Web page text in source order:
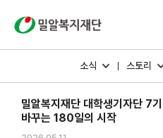
소식 스토리
밀알복지재단 대학생기자단 7
바꾸는 180일의 시작